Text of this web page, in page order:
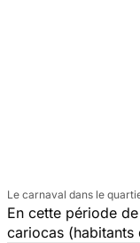
Le carnaval dans le
En cette période
cariocas (habitants